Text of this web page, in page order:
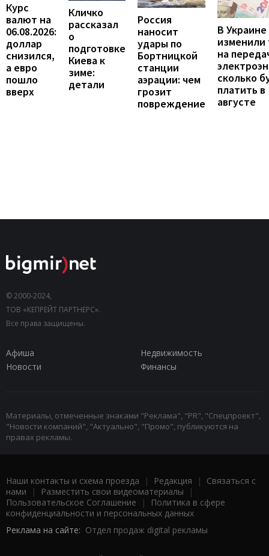
Курс
валют на
06.08.2026:
доллар
снизился,
а евро
пошло
вверх
Кличко
рассказал
о
подготовке
Киева к
зиме:
детали
Россия
наносит
удары по
Бортницкой
станции
аэрации: чем
грозит
повреждение
В Украине
на
сколько
платить в
августе
© 2000-2024,
ТОВ «КЕПРЕЙТ ПАРТНЕРС».
Все права защищены.
Афиша
Недвижимость
Новости
Финансы
Материалы, отмеченные знаками "Реклама", "PR", "Спецпроект",
"Новости компаний", "Актуально", "Промо", публикуются на
правах рекламы.
Наши контакты и схема проезда | Редакция | Связаться с
нами | Разместить свои видеоматериалы |
Пользовательское Соглашение |
Политика в сфере
конфиденциальности и персональных данных
Реклама на сайте: Отдел продаж digital рекламы